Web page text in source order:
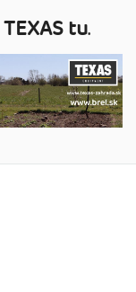
TEXAS tu.